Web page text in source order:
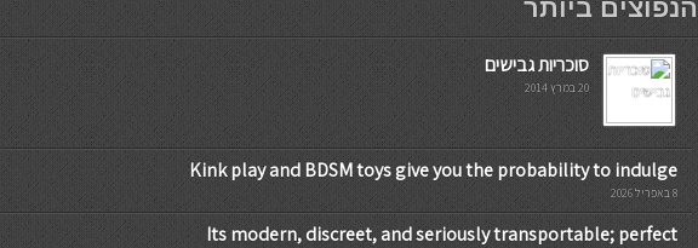
הנפוצים ביותר
סוכריות גבישים
20 במרץ 2014
Kink play and BDSM toys give you the probability to indulge
8 באפריל 2026
Its modern, discreet, and seriously transportable; perfect